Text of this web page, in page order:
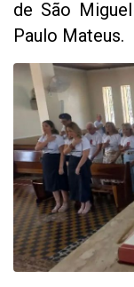
de São
Paulo Mateus.